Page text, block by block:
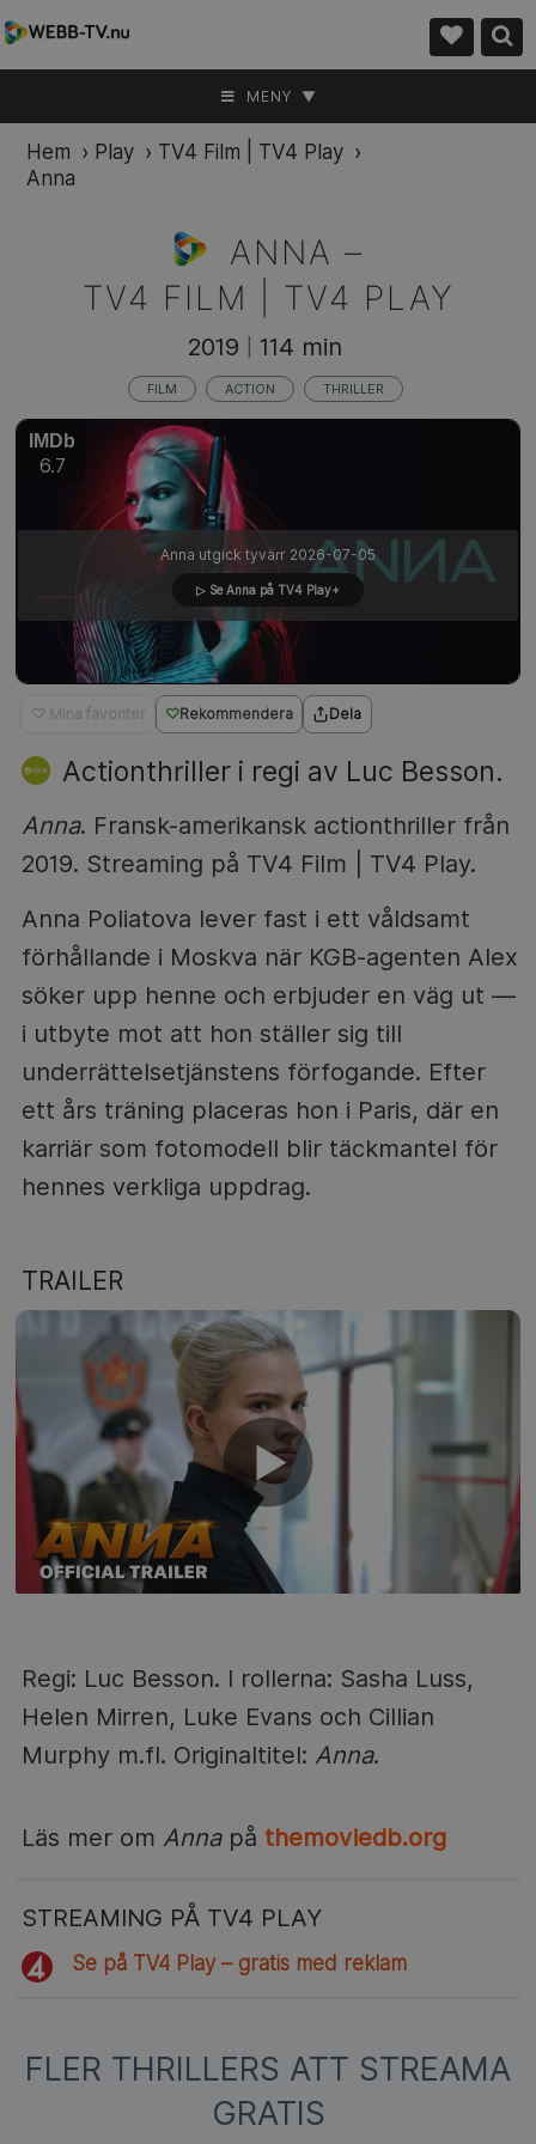
MENY ▼
Hem › Play › TV4 Film | TV4 Play ›
Anna
ANNA –
TV4 FILM | TV4 PLAY
♡ Mina favoriter Rekommendera Dela
Actionthriller i regi av Luc Besson.
Anna. Fransk-amerikansk actionthriller från
2019. Streaming på TV4 Film | TV4 Play.
Anna Poliatova lever fast i ett våldsamt
förhållande i Moskva när KGB-agenten Alex
söker upp henne och erbjuder en väg ut —
i utbyte mot att hon ställer sig till
underrättelsetjänstens förfogande. Efter
ett års träning placeras hon i Paris, där en
karriär som fotomodell blir täckmantel för
hennes verkliga uppdrag.
TRAILER
Regi: Luc Besson. I rollerna: Sasha Luss,
Helen Mirren, Luke Evans och Cillian
Murphy m.fl. Originaltitel: Anna.
Läs mer om Annapå themoviedb.org
Anna utgick tyvärr 2026-07-05
▷ Se Anna på TV4 Play+
STREAMING PÅ TV4 PLAY
Se på TV4 Play – gratis med reklam
2019 114 min
FILM ACTION THRILLER
IMDb
6.7
FLER THRILLERS ATT STREAMA
GRATIS